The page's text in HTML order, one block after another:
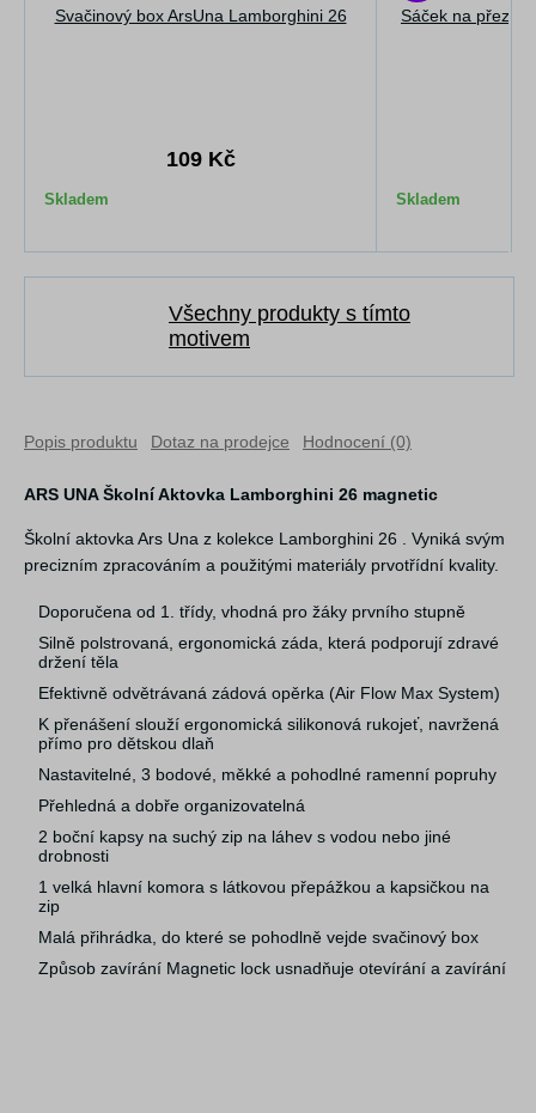
Svačinový box ArsUna Lamborghini 26
109 Kč
Skladem
Sáček na
Skladem
Všechny produkty s tímto
motivem
Popis produktu Dotaz na prodejce Hodnocení (0)
ARS UNA Školní Aktovka Lamborghini 26 magnetic
Školní aktovka Ars Una z kolekce Lamborghini 26 . Vyniká svým
precizním zpracováním a použitými materiály prvotřídní kvality.
Doporučena od 1. třídy, vhodná pro žáky prvního stupně
Silně polstrovaná, ergonomická záda, která podporují zdravé
držení těla
Efektivně odvětrávaná zádová opěrka (Air Flow Max System)
K přenášení slouží ergonomická silikonová rukojeť, navržená
přímo pro dětskou dlaň
Nastavitelné, 3 bodové, měkké a pohodlné ramenní popruhy
Přehledná a dobře organizovatelná
2 boční kapsy na suchý zip na láhev s vodou nebo jiné
drobnosti
1 velká hlavní komora s látkovou přepážkou a kapsičkou na
zip
Malá přihrádka, do které se pohodlně vejde svačinový box
Způsob zavírání Magnetic lock usnadňuje otevírání a zavírání